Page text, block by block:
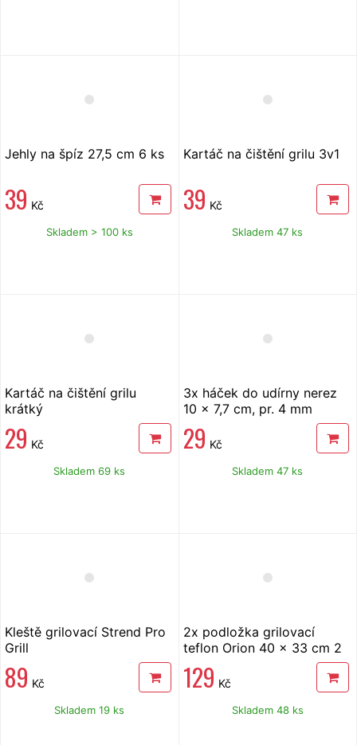
Jehly na špíz 27,5 cm 6 ks
39 Kč
Skladem > 100 ks
Kartáč na čištění grilu 3v1
39 Kč
Skladem 47 ks
Kartáč na čištění grilu
krátký
29 Kč
Skladem 69 ks
3x háček do udírny nerez
10 x 7,7 cm, pr. 4 mm
29 Kč
Skladem 47 ks
Kleště grilovací Strend Pro
Grill
89 Kč
Skladem 19 ks
2x podložka grilovací
teflon Orion 40 x 33 cm 2
129 Kč
Skladem 48 ks